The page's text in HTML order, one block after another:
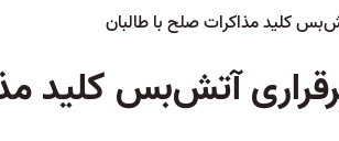
کلید مذاکرات صلح با طالبان
آتش‌بس کلید